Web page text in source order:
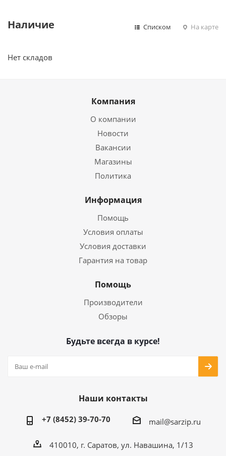
Наличие Списком На карте
Нет складов
Компания
О компании
Новости
Вакансии
Магазины
Политика
Информация
Помощь
Условия оплаты
Условия доставки
Гарантия на товар
Помощь
Производители
Обзоры
Будьте всегда в курсе!
Наши контакты
+7 (8452) 39-70-70 mail@sarzip.ru
410010, г. Саратов, ул. Навашина, 1/13